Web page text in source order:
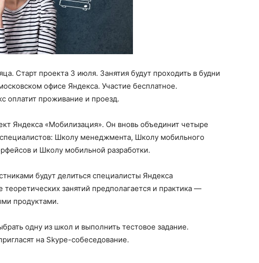
Старт проекта 3 июля. Занятия будут проходить в будни
офисе Яндекса. Участие бесплатное.
оплатит проживание и проезд.
Яндекса «Мобилизация». Он вновь объединит четыре
Школу менеджмента, Школу мобильного
и Школу мобильной разработки.
будут делиться специалисты Яндекса
занятий предполагается и практика —
продуктами.
одну из школ и выполнить тестовое задание.
на Skype-собеседование.